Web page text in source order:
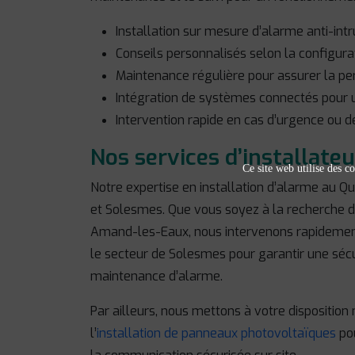
Installation sur mesure d’alarme anti-
Conseils personnalisés selon la
Maintenance régulière pour assurer la
Intégration de systèmes connectés pour
Intervention rapide en cas d’urgence ou
Nos services
Notre expertise en installation d’alarme au
et Solesmes. Que vous soyez à la recherche
Amand-les-Eaux, nous intervenons
le secteur de Solesmes pour garantir une
maintenance d’alarme.
Par ailleurs, nous mettons à votre
l’installation de panneaux photovoltaïques
Ce site web utilise des